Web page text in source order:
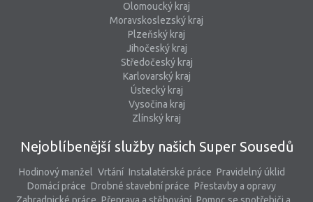
Olomoucký kraj
Moravskoslezský kraj
Plzeňský kraj
Jihočeský kraj
Středočeský kraj
Karlovarský kraj
Ústecký kraj
Vysočina kraj
Zlínský kraj
Nejoblíbenější služby našich Super Sousedů
Hodinový manžel Vrtání Instalatérské práce Pravidelný úklid
Domácí práce Drobné stavební práce Přestavby a opravy